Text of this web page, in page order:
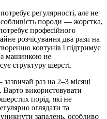
регулярності, але не
породи — жорстка,
професійного
розчісування два рази на
ковтунів і підтримує
машинкою не
структуру шерсті.
раз на 2–3 місяці
Варто використовувати
порід, які не
оглядати та
запалень, особливо